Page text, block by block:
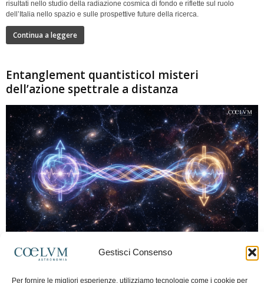
Gestisci Consenso
Per fornire le migliori esperienze, utilizziamo tecnologie come i cookie per
risultati nello studio della radiazione cosmica di fondo e riflette sul ruolo
dell’Italia nello spazio e sulle prospettive future della ricerca.
Continua a leggere
Entanglement quantisticoI misteri
dell’azione spettrale a distanza
Marco Lorrai - 15 Giugno 2026 0
moderna: due particelle possono mostrare correlazioni che sembrano ignorare